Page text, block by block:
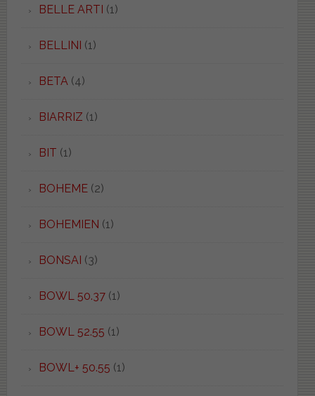
BELLE ARTI (1)
BELLINI (1)
BETA(4)
BIARRIZ (1)
BIT (1)
BOHEME(2)
BOHEMIEN (1)
BONSAI (3)
BOWL 50.37(1)
BOWL 52.55 (1)
BOWL+ 50.55 (1)